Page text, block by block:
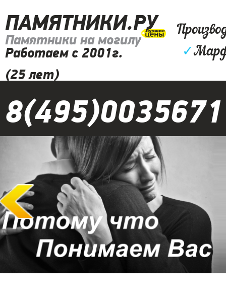
ПАМЯТНИКИ.РУ
Памятники на могилу
Работаем с 2001г.
(25 лет)
✓
8(495)0035671